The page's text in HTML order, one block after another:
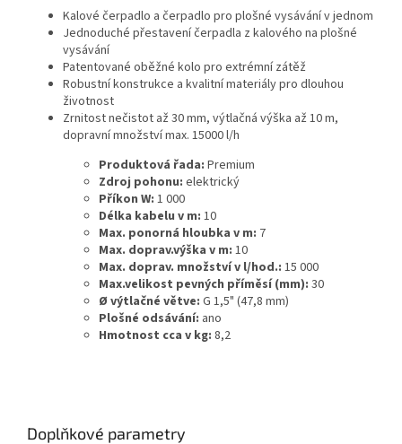
Kalové čerpadlo a čerpadlo pro plošné vysávání v jednom
Jednoduché přestavení čerpadla z kalového na plošné
vysávání
Patentované oběžné kolo pro extrémní zátěž
Robustní konstrukce a kvalitní materiály pro dlouhou
životnost
Zrnitost nečistot až 30 mm, výtlačná výška až 10 m,
dopravní množství max. 15000 l/h
Produktová řada: Premium
Zdroj pohonu: elektrický
Příkon W: 1 000
Délka kabelu v m: 10
Max. ponorná hloubka v m: 7
Max. doprav.výška v m: 10
Max. doprav. množství v l/hod.: 15 000
Max.velikost pevných příměsí (mm): 30
Ø výtlačné větve: G 1,5" (47,8 mm)
Plošné odsávání: ano
Hmotnost cca v kg: 8,2
Doplňkové parametry